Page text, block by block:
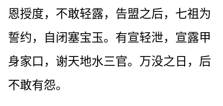
恩授度，不敢轻露，告盟之后，七祖为
誓约，自闭塞宝玉。有宣轻泄，宣露甲
身家口，谢天地水三官。万没之日，后
不敢有怨。